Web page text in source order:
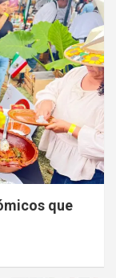
que